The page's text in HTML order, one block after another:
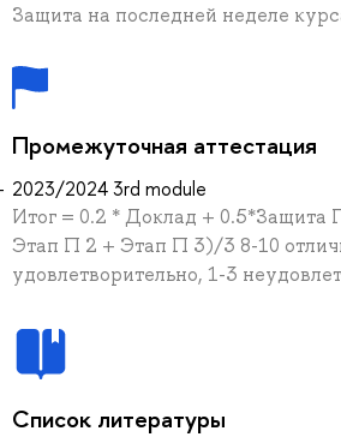
Защита на последней неделе
Промежуточная аттестация
2023/2024 3rd module
Итог = 0.2 * Доклад + 0.5*Защита
Этап П 2 + Этап П 3)/3 8-10
удовлетворительно, 1-3
Список литературы